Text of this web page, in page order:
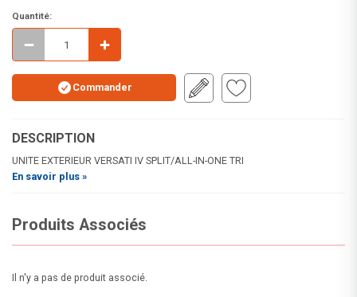
Quantité:
Commander
DESCRIPTION
UNITE EXTERIEUR VERSATI IV SPLIT/ALL-IN-ONE TRI
En savoir plus »
Produits Associés
Il n'y a pas de produit associé.